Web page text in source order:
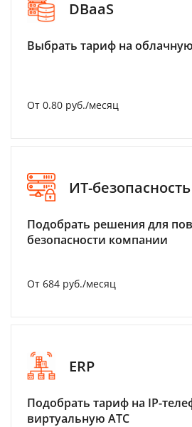
DBaaS
Выбрать тариф на
От 0.80 руб./месяц
ИТ-безопасность
Подобрать решения для
безопасности компании
От 684 руб./месяц
ERP
Подобрать тариф на IP-
виртуальную АТС